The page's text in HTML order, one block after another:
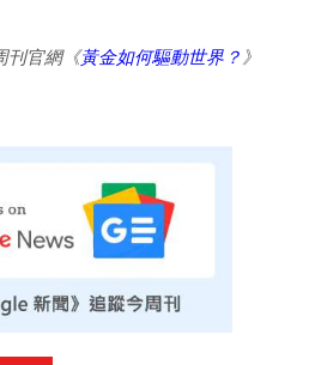
刊官網《黃金如何驅動世界？》